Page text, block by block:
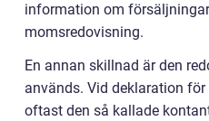
information om
momsredovisning.
En annan skillnad är den
används. Vid deklaration
oftast den så kallade